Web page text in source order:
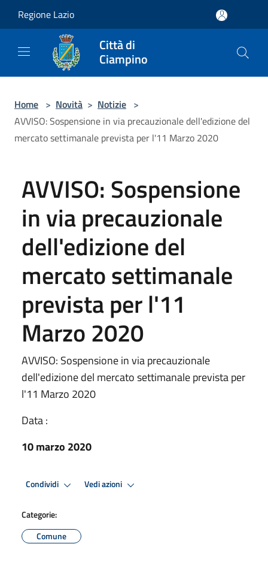
Regione Lazio
Città di
Ciampino
Home > Novità > Notizie >
AVVISO: Sospensione in via precauzionale dell'edizione del
mercato settimanale prevista per l'11 Marzo 2020
AVVISO: Sospensione
in via precauzionale
dell'edizione del
mercato settimanale
prevista per l'11
Marzo 2020
AVVISO: Sospensione in via precauzionale
dell'edizione del mercato settimanale prevista per
l'11 Marzo 2020
Data :
10 marzo 2020
Condividi Vedi azioni
Categorie:
Comune